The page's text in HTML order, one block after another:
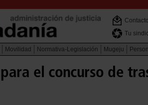
Contacto
Tu
Movilidad Normativa-Legislación Mugeju
el concurso de